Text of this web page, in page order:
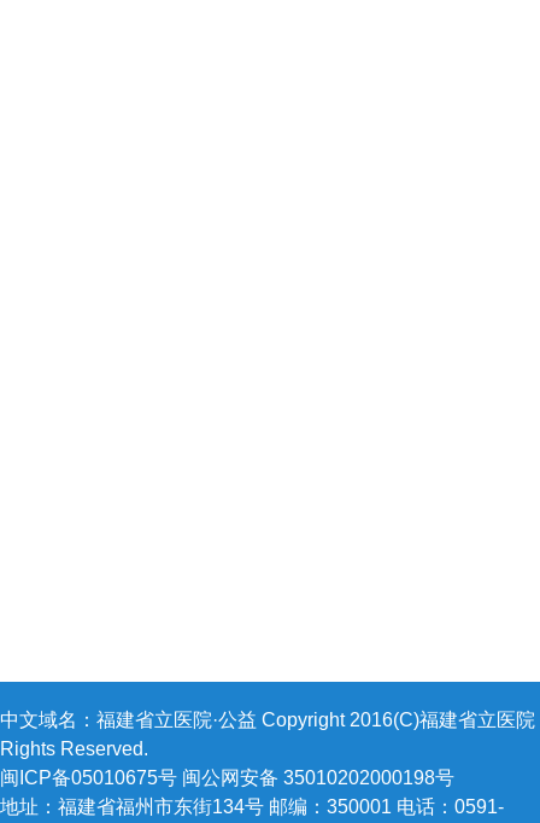
中文域名：福建省立医院·公益 Copyright 2016(C)福建省立医院
Rights Reserved.
闽ICP备05010675号 闽公网安备 35010202000198号
地址：福建省福州市东街134号 邮编：350001 电话：0591-